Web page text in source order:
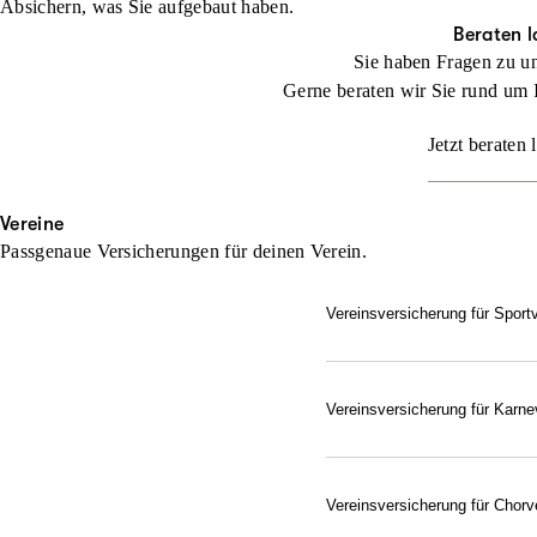
Absichern, was Sie aufgebaut haben.
Beraten
Sie haben Fragen zu
Gerne beraten wir Sie rund um
Jetzt beraten
Vereine
Passgenaue Versicherungen für deinen Verein.
Vereinsversicherung für
und ihn exakt auf die
Beraten lassen
Vereinsversicherung für
Karnevals- und
Vereinsversicherung für